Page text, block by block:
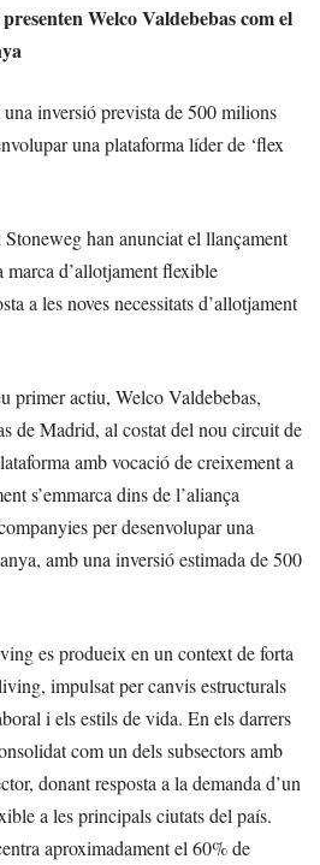
Welco Valdebebas com el
inversió prevista de 500 milions
una plataforma líder de ‘flex
han anunciat el llançament
d’allotjament flexible
a les noves necessitats d’allotjament
primer actiu, Welco Valdebebas,
de Madrid, al costat del nou circuit de
amb vocació de creixement a
s’emmarca dins de l’aliança
per desenvolupar una
amb una inversió estimada de 500
es produeix en un context de forta
impulsat per canvis estructurals
i els estils de vida. En els darrers
com un dels subsectors amb
donant resposta a la demanda d’un
a les principals ciutats del país.
aproximadament el 60% de